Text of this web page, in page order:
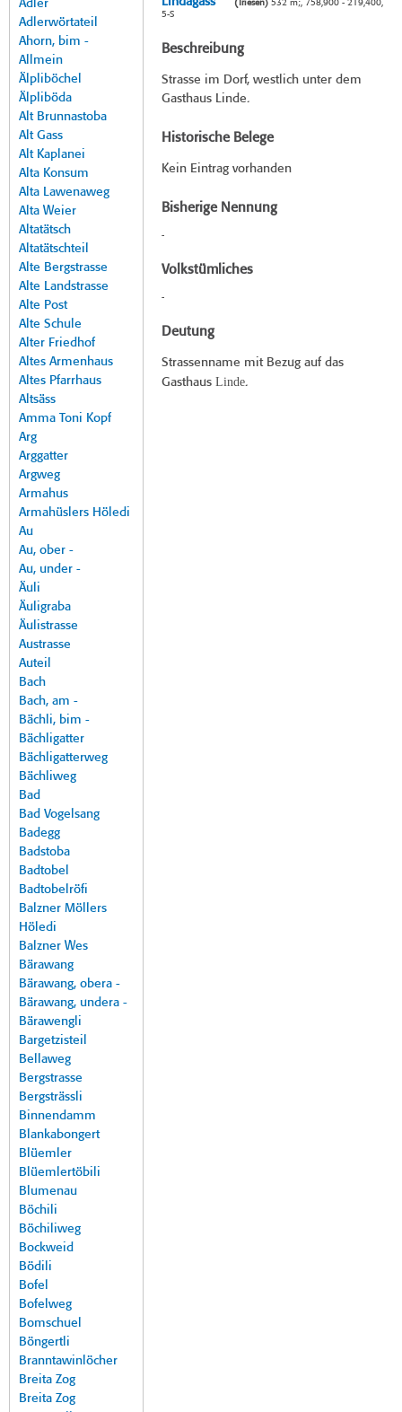
Adler
Adlerwörtateil
Ahorn, bim -
Allmein
Älpliböchel
Älpliböda
Alt Brunnastoba
Alt Gass
Alt Kaplanei
Alta Konsum
Alta Lawenaweg
Alta Weier
Altatätsch
Altatätschteil
Alte Bergstrasse
Alte Landstrasse
Alte Post
Alte Schule
Alter Friedhof
Altes Armenhaus
Altes Pfarrhaus
Altsäss
Amma Toni Kopf
Arg
Arggatter
Argweg
Armahus
Armahüslers Höledi
Au
Au, ober -
Au, under -
Äuli
Äuligraba
Äulistrasse
Austrasse
Auteil
Bach
Bach, am -
Bächli, bim -
Bächligatter
Bächligatterweg
Bächliweg
Bad
Bad Vogelsang
Badegg
Badstoba
Badtobel
Badtobelröfi
Balzner Möllers
Höledi
Balzner Wes
Bärawang
Bärawang, obera -
Bärawang, undera -
Bärawengli
Bargetzisteil
Bellaweg
Bergstrasse
Bergsträssli
Binnendamm
Blankabongert
Blüemler
Blüemlertöbili
Blumenau
Böchili
Böchiliweg
Bockweid
Bödili
Bofel
Bofelweg
Bomschuel
Böngertli
Branntawinlöcher
Breita Zog
Breita Zog
(Triesen)532 m;, 758,900 - 219,400,
5-S
Beschreibung
Strasse im Dorf, westlich unter dem
Gasthaus Linde.
Historische Belege
Kein Eintrag vorhanden
Bisherige Nennung
-
Volkstümliches
-
Deutung
Strassenname mit Bezug auf das
Gasthaus Linde.